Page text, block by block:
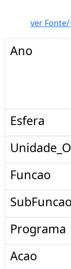
ver
Ano
Esfera
Funcao
SubFuncao
Programa
Acao